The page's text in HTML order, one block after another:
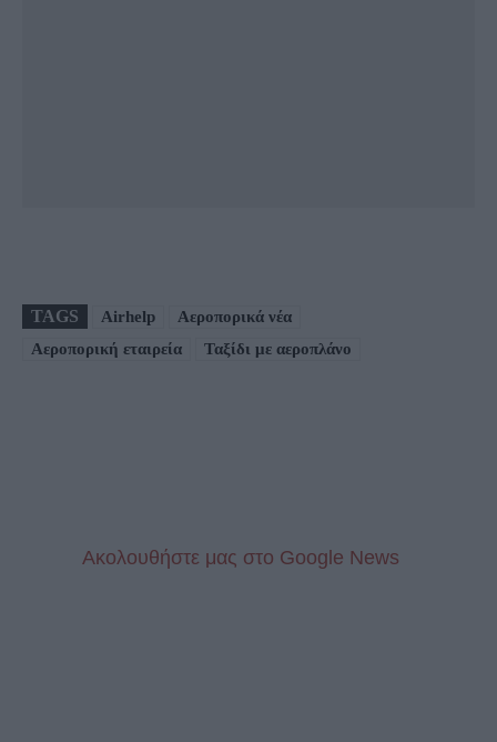
TAGS Airhelp
Αεροπορικά νέα
Αεροπορική εταιρεία
Ταξίδι με αεροπλάνο
Aκολουθήστε μας στo Google News